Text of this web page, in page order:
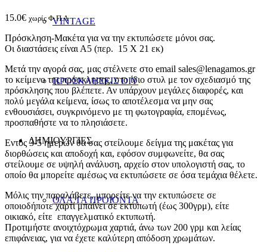
VINTAGE
ΠΡΟΣΚΛΗΣΕΙΣ DIY
ΔΗΜΙΟΥΡΓΙΕΣ
ΟΛΑ ΤΑ ΠΡΟΙΟΝΤΑ
15.0€ χωρίς Φ.Π.Α
Πρόσκληση-Μακέτα για να την εκτυπώσετε μόνοι σας.
Οι διαστάσεις είναι Α5 (περ. 15 Χ 21 εκ)
Μετά την αγορά σας, μας στέλνετε στο email sales@lenagamos.gr
το κείμενο της πρόσκλησης, στο ίδιο στυλ με τον σχεδιασμό της
πρόσκλησης που βλέπετε. Αν υπάρχουν μεγάλες διαφορές, και
πολύ μεγάλα κείμενα, ίσως το αποτέλεσμα να μην σας
ενθουσιάσει, συγκρινόμενο με τη φωτογραφία, επομένως,
προσπαθήστε να το πλησιάσετε.
Εντός 3-5 ημερών θα σας στείλουμε δείγμα της μακέτας για
διορθώσεις και αποδοχή και, εφόσον συμφωνείτε, θα σας
στείλουμε σε υψηλή ανάλυση, αρχείο στον υπολογιστή σας, το
οποίο θα μπορείτε αμέσως να εκτυπώσετε σε όσα τεμάχια θέλετε.
Μόλις την παραλάβετε, μπορείτε να την εκτυπώσετε σε
οποιοδήποτε χαρτί μπαίνει σε εκτυπωτή (έως 300γρμ), είτε
οικιακό, είτε επαγγελματικό εκτυπωτή.
Προτιμήστε ανοιχτόχρωμα χαρτιά, άνω των 200 γρμ και λείας
επιφάνειας, για να έχετε καλύτερη απόδοση χρωμάτων.